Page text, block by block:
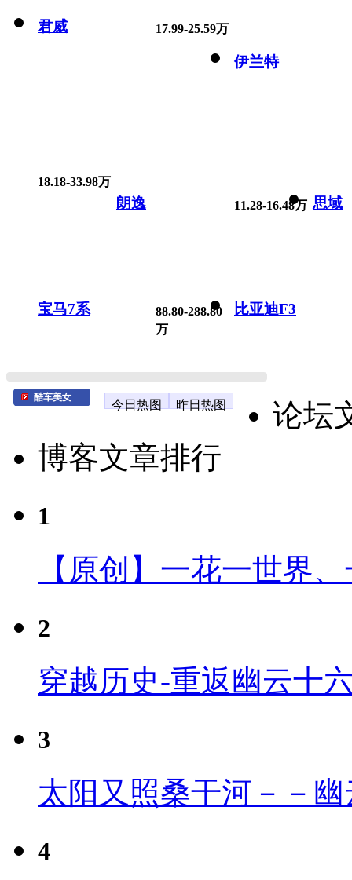
君威 17.99-25.59万
伊兰特
18.18-33.98万
朗逸 11.28-16.48万 思域
宝马7系
88.80-288.80
万
比亚迪F3
酷车美女
今日热图 昨日热图
论坛
博客文章排行
1
【原创】一花一世界
2
穿越历史-重返幽云十
3
太阳又照桑干河－－
4